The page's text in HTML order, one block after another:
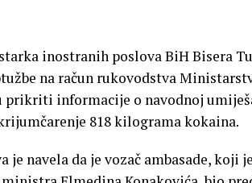
inostranih poslova BiH Bisera
na račun rukovodstva
prikriti informacije o navodnoj
818 kilograma kokaina.
je navela da je vozač ambasade, koji